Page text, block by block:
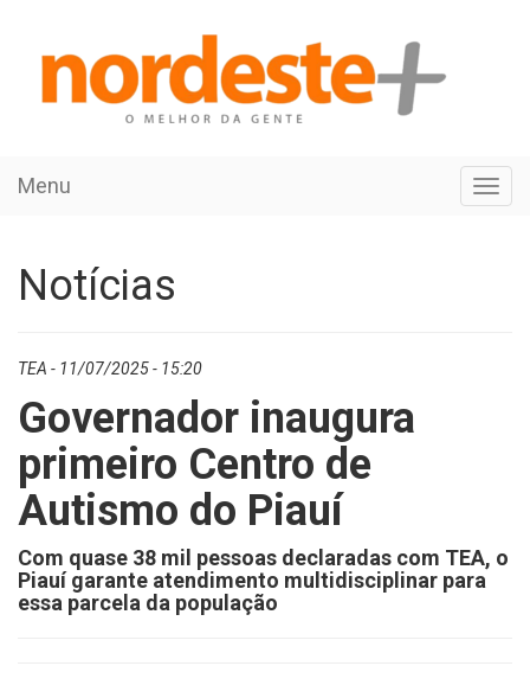
Menu
Notícias
TEA - 11/07/2025 - 15:20
Governador inaugura
primeiro Centro de
Autismo do Piauí
Com quase 38 mil pessoas declaradas com TEA, o
Piauí garante atendimento multidisciplinar para
essa parcela da população